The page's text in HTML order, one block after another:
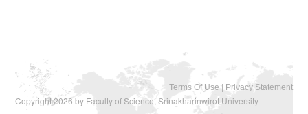
Terms Of Use | Privacy Statement
Copyright 2026 by Faculty of Science, Srinakharinwirot University